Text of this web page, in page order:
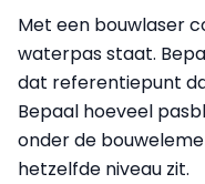
Met een bouwlaser
waterpas staat.
dat referentiepunt
Bepaal hoeveel
onder de
hetzelfde niveau zit.